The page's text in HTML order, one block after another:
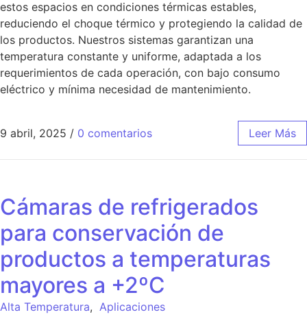
estos espacios en condiciones térmicas estables,
reduciendo el choque térmico y protegiendo la calidad de
los productos. Nuestros sistemas garantizan una
temperatura constante y uniforme, adaptada a los
requerimientos de cada operación, con bajo consumo
eléctrico y mínima necesidad de mantenimiento.
9 abril, 2025 / 0 comentarios Leer Más
Cámaras de refrigerados
para conservación de
productos a temperaturas
mayores a +2ºC
Alta Temperatura, Aplicaciones